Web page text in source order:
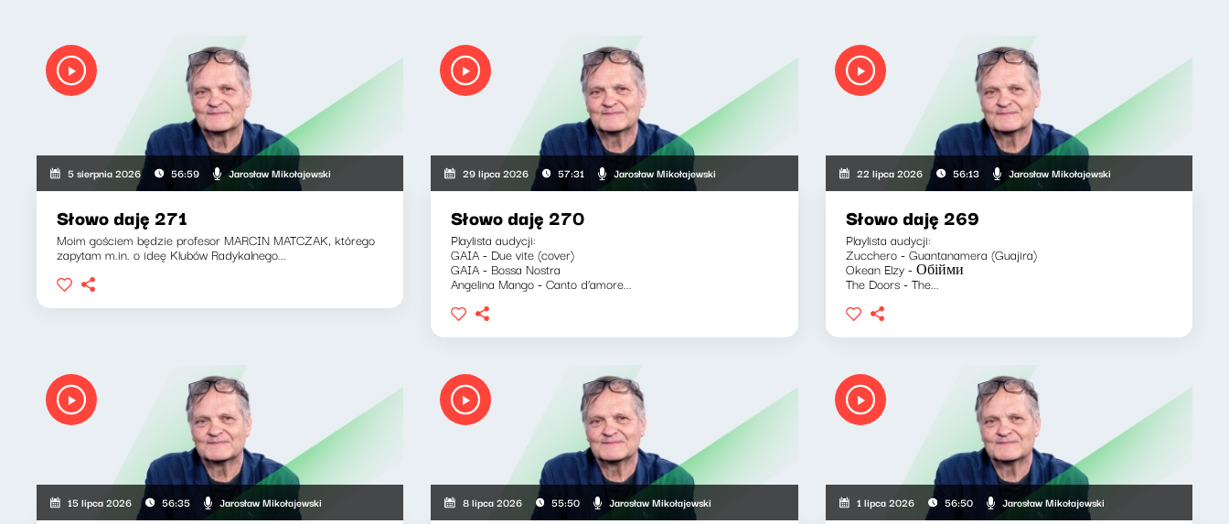
5 sierpnia 2026 56:59 Jarosław Mikołajewski
Słowo daję 271
Moim gościem będzie profesor MARCIN MATCZAK, którego
zapytam m.in. o ideę Klubów Radykalnego...
29 lipca 2026 57:31 Jarosław Mikołajewski
Słowo daję 270
Playlista audycji:
GAIA - Due vite (cover)
GAIA - Bossa Nostra
Angelina Mango - Canto d’amore...
22 lipca 2026 56:13 Jarosław Mikołajewski
Słowo daję 269
Playlista audycji:
Zucchero - Guantanamera (Guajira)
Okean Elzy - Обійми
The Doors - The...
15 lipca 2026 56:35 Jarosław Mikołajewski 8 lipca 2026 55:50 Jarosław Mikołajewski 1 lipca 2026 56:50 Jarosław Mikołajewski